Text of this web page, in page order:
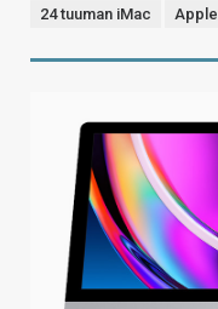
24 tuuman iMac Apple